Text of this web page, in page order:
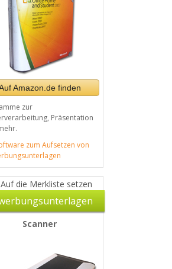
Amazon.de finden
zur
Präsentation
zum Aufsetzen von
Auf die Merkliste setzen
Scanner